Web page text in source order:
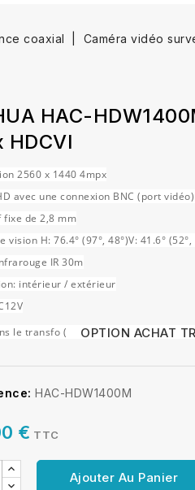
coaxial Caméra vidéo
HAC-
HDCVI
2560 x 1440 4mpx
avec une connexion BNC (port
fixe de 2,8 mm
vision H: 76.4° (97°, 48°)V: 41.6° (52°,
IR 30m
intérieur / extérieur
le transfo (
OPTION ACHAT
HAC-HDW1400M
€ TTC
Ajouter Au Panier